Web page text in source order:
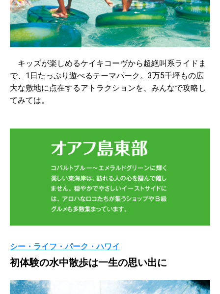
キッズが楽しめるケイキコーヴから超絶叫系ライドま
で、1日たっぷり遊べるテーマパーク。3万5千坪もの広
大な敷地に点在するアトラクションを、みんなで攻略し
てみては。
シー・ライフ・パーク・ハワイ
初体験の水中散歩は一生の思い出に